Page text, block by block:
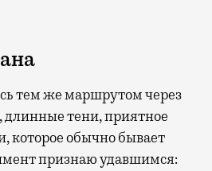
тем же маршрутом через
длинные тени, приятное
которое обычно бывает
признаю удавшимся: